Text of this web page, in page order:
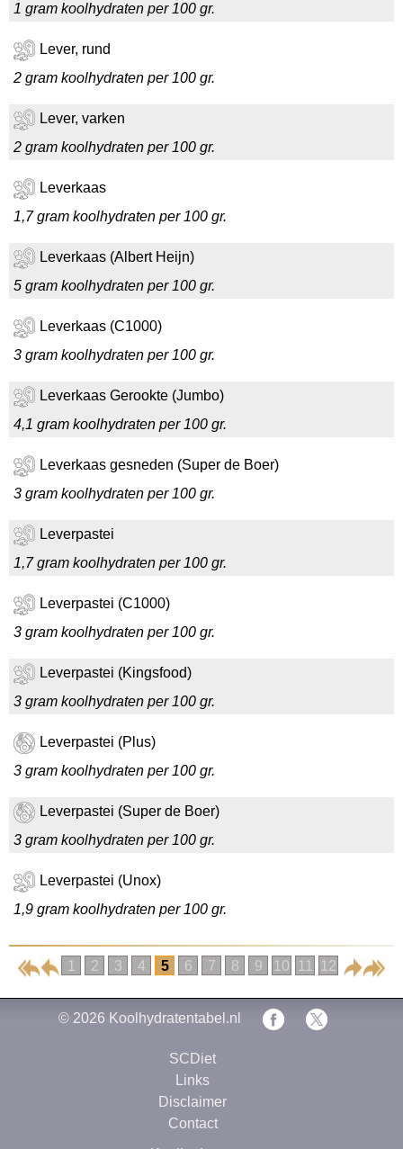
1 gram koolhydraten per 100 gr.
Lever, rund
2 gram koolhydraten per 100 gr.
Lever, varken
2 gram koolhydraten per 100 gr.
Leverkaas
1,7 gram koolhydraten per 100 gr.
Leverkaas (Albert Heijn)
5 gram koolhydraten per 100 gr.
Leverkaas (C1000)
3 gram koolhydraten per 100 gr.
Leverkaas Gerookte (Jumbo)
4,1 gram koolhydraten per 100 gr.
Leverkaas gesneden (Super de Boer)
3 gram koolhydraten per 100 gr.
Leverpastei
1,7 gram koolhydraten per 100 gr.
Leverpastei (C1000)
3 gram koolhydraten per 100 gr.
Leverpastei (Kingsfood)
3 gram koolhydraten per 100 gr.
Leverpastei (Plus)
3 gram koolhydraten per 100 gr.
Leverpastei (Super de Boer)
3 gram koolhydraten per 100 gr.
Leverpastei (Unox)
1,9 gram koolhydraten per 100 gr.
1 2 3 4 5 6 7 8 9 10 11 12
© 2026 Koolhydratentabel.nl
SCDiet
Links
Disclaimer
Contact